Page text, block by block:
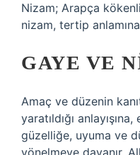
Nizam; Arapça
nizam, tertip
GAYE VE
Amaç ve düzenin
yaratıldığı
güzelliğe, uyuma ve
yönelmeye dayanır.